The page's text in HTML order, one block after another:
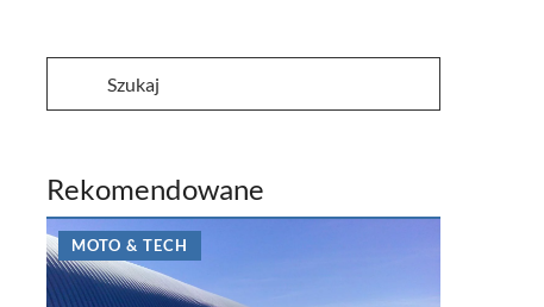
Rekomendowane
MOTO & TECH